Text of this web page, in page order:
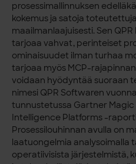
prosessimallinnuksen
kokemus ja satoja
maailmanlaajuisesti. Sen
tarjoaa vahvat, perinteiset
ominaisuudet ilman turhaa
tarjoaa myös MCP-
voidaan hyödyntää suoraan
nimesi QPR Softwaren
tunnustetussa Gartner
Intelligence Platforms -
Prosessilouhinnan avulla on
laatuongelmia analysoimalla
operatiivisista järjestelmistä,